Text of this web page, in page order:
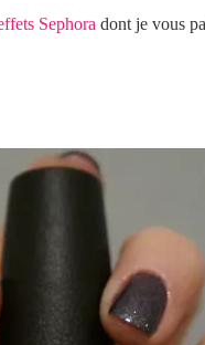
Sephora dont je vous